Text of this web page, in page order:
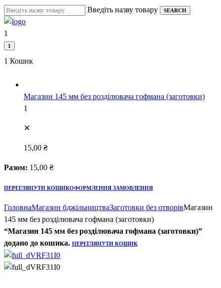
Skip
to
content
Введіть назву товару SEARCH
1
1
1 Кошик
Магазин 145 мм без розділювача гофмана (заготовки)
1
✕
15,00 ₴
Разом: 15,00 ₴
ПЕРЕГЛЯНУТИ КОШИКОФОРМЛЕННЯ ЗАМОВЛЕННЯ
ГоловнаМагазин бджільництваЗаготовки без отворівМагазин
145 мм без розділювача гофмана (заготовки)
“Магазин 145 мм без розділювача гофмана (заготовки)”
додано до кошика. ПЕРЕГЛЯНУТИ КОШИК